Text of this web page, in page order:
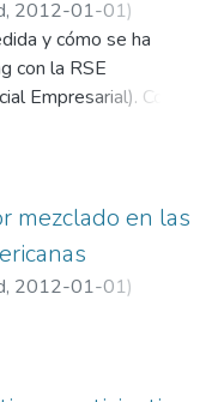
, 2012-01-01)
Carlos;
de
en Mercadeo
y cómo se ha
con la RSE
Empresarial). Como
como objetivos
que hantenido el
mezclado en las
, 2012-01-01)
Carlos